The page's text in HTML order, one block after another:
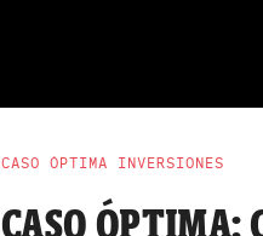
CASO ÓPTIMA INVERSIONES
CASO ÓPTIMA: